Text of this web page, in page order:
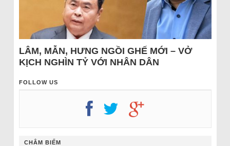
LÂM, MẪN, HƯNG NGỒI GHẾ MỚI – VỞ
KỊCH NGHÌN TỶ VỚI NHÂN DÂN
FOLLOW US
CHÂM BIẾM